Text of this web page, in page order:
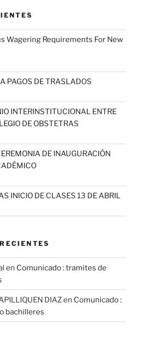
Wagering Requirements For New
PAGOS DE TRASLADOS
INTERINSTITUCIONAL ENTRE
DE OBSTETRAS
DE INAUGURACIÓN
INICIO DE CLASES 13 DE ABRIL
en Comunicado : tramites de
DIAZen Comunicado :
bachilleres